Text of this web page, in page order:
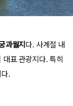
과월지 다. 사계절 내
표 관광지다. 특히
.